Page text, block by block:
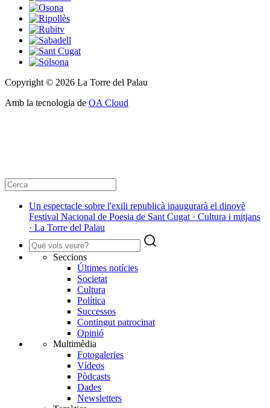
Copyright © 2026 La Torre del Palau
Amb la tecnologia de OA Cloud
Un espectacle sobre l'exili republicà inaugurarà el dinovè
Festival Nacional de Poesia de Sant Cugat · Cultura i mitjans
· La Torre del Palau
Seccions
Últimes notícies
Societat
Cultura
Política
Successos
Contingut patrocinat
Opinió
Multimèdia
Fotogaleries
Vídeos
Pòdcasts
Dades
Newsletters